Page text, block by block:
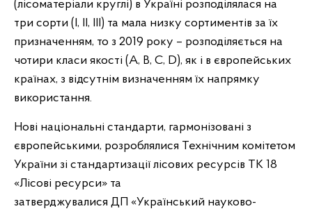
(лісоматеріали круглі) в Україні розподілялася на
три сорти (І, ІІ, ІІІ) та мала низку сортиментів за їх
призначенням, то з 2019 року – розподіляється на
чотири класи якості (A, B, C, D), як і в європейських
країнах, з відсутнім визначенням їх напрямку
використання.
Нові національні стандарти, гармонізовані з
європейськими, розроблялися Технічним комітетом
України зі стандартизації лісових ресурсів ТК 18
«Лісові ресурси» та
затверджувалися ДП «Український науково­